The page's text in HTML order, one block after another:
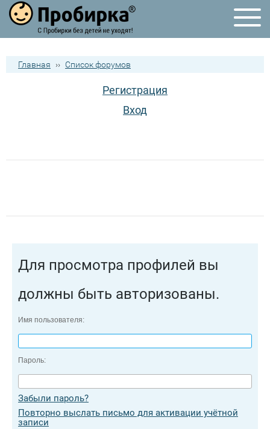
Главная ›› Список форумов
Регистрация
Вход
Для просмотра профилей вы
должны быть авторизованы.
Имя пользователя:
Пароль:
Забыли пароль?
Повторно выслать письмо для активации учётной
записи